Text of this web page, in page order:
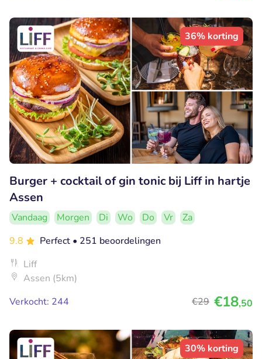
36% korting
Burger + cocktail of gin tonic bij Liff in hartje
Assen
Vandaag Morgen Di Wo Do Vr
Za
9.8
Perfect • 251 beoordelingen
Liff
Assen (5km)
Verkocht: 244
€29 €18,50
30% korting